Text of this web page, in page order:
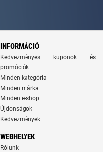
INFORMÁCIÓ
Kedvezményes kuponok és
promóciók
Minden kategória
Minden márka
Minden e-shop
Újdonságok
Kedvezmények
WEBHELYEK
Rólunk